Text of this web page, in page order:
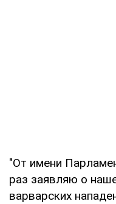
"От имени
раз заявляю о
варварских